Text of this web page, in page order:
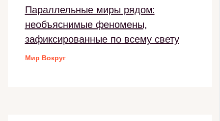
Параллельные миры рядом:
необъяснимые феномены,
зафиксированные по всему свету
Мир Вокруг